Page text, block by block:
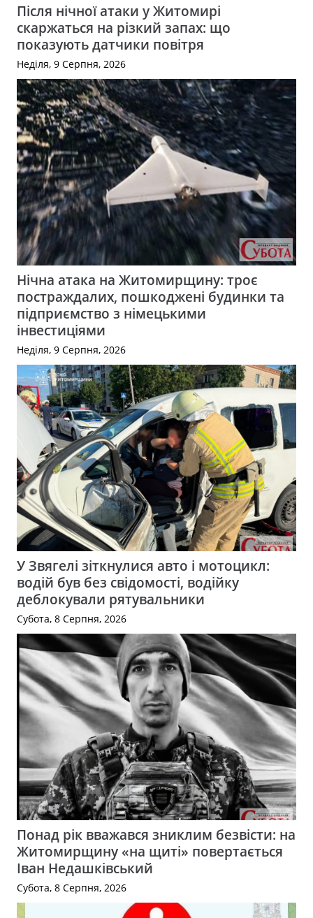
Після нічної атаки у Житомирі
скаржаться на різкий запах: що
показують датчики повітря
Неділя, 9 Серпня, 2026
Нічна атака на Житомирщину: троє
постраждалих, пошкоджені будинки та
підприємство з німецькими
інвестиціями
Неділя, 9 Серпня, 2026
У Звягелі зіткнулися авто і мотоцикл:
водій був без свідомості, водійку
деблокували рятувальники
Субота, 8 Серпня, 2026
Понад рік вважався зниклим безвісти: на
Житомирщину «на щиті» повертається
Іван Недашківський
Субота, 8 Серпня, 2026